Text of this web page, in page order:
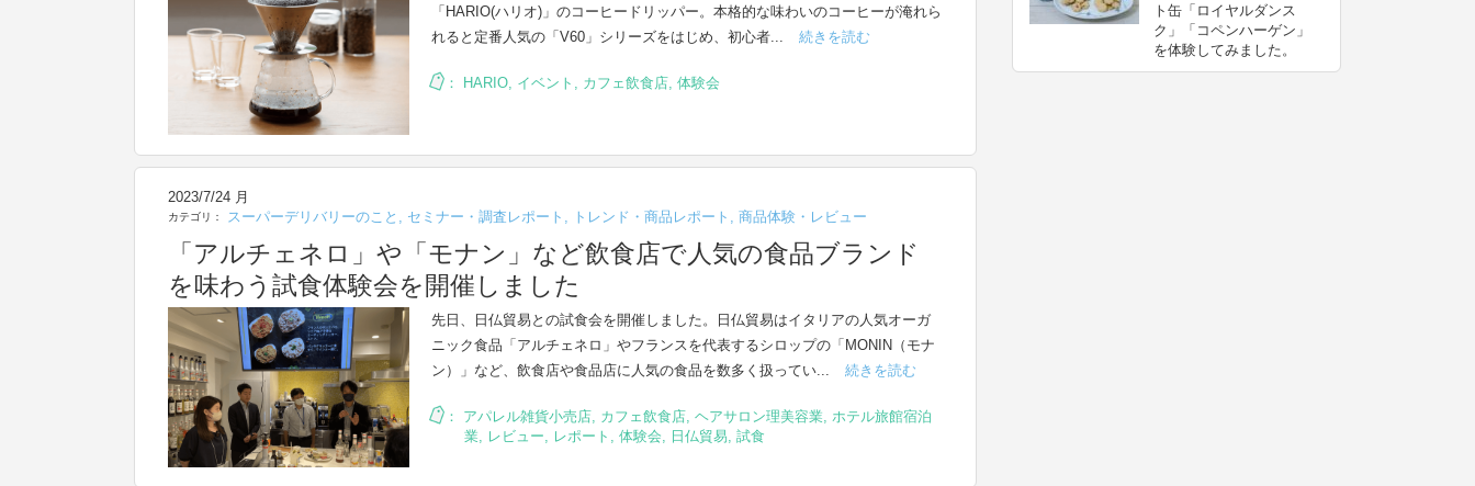
「HARIO(ハリオ)」のコーヒードリッパー。本格的な味わいのコーヒーが淹れら
れると定番人気の「V60」シリーズをはじめ、初心者...
続きを読む
： HARIO, イベント , カフェ飲食店, 体験会
2023/7/24 月
カテゴリ： スーパーデリバリーのこと セミナー・調査レポート トレンド・商品レポート 商品体験・レビュー
「アルチェネロ」や「モナン」など飲食店で人気の食品ブランド
を味わう試食体験会を開催しました
先日、日仏貿易との試食会を開催しました。日仏貿易はイタリアの人気オーガ
ニック食品「アルチェネロ」やフランスを代表するシロップの「MONIN（モナ
ン）」など、飲食店や食品店に人気の食品を数多く扱ってい...
続きを読む
： アパレル雑貨小売店, カフェ飲食店, ヘアサロン理美容業
ホテル旅館宿泊
業
レビュー レポート 体験会 日仏貿易 試食
ト缶「ロイヤルダンス
ク」「コペンハーゲン」
を体験してみました。